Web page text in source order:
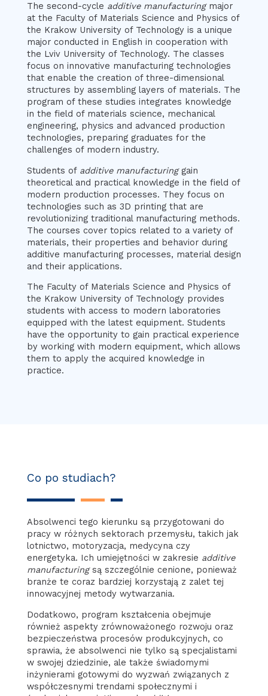
The second-cycle additive manufacturingmajor
at the Faculty of Materials Science and Physics of
the Krakow University of Technology is a unique
major conducted in English in cooperation with
the Lviv University of Technology. The classes
focus on innovative manufacturing technologies
that enable the creation of three-dimensional
structures by assembling layers of materials. The
program of these studies integrates knowledge
in the field of materials science, mechanical
engineering, physics and advanced production
technologies, preparing graduates for the
challenges of modern industry.
Students of additive manufacturinggain
theoretical and practical knowledge in the field of
modern production processes. They focus on
technologies such as 3D printing that are
revolutionizing traditional manufacturing methods.
The courses cover topics related to a variety of
materials, their properties and behavior during
additive manufacturing processes, material design
and their applications.
The Faculty of Materials Science and Physics of
the Krakow University of Technology provides
students with access to modern laboratories
equipped with the latest equipment. Students
have the opportunity to gain practical experience
by working with modern equipment, which allows
them to apply the acquired knowledge in
practice.
Co po studiach?
Absolwenci tego kierunku są przygotowani do
pracy w różnych sektorach przemysłu, takich jak
lotnictwo, motoryzacja, medycyna czy
energetyka. Ich umiejętności w zakresie additive
manufacturingsą szczególnie cenione, ponieważ
branże te coraz bardziej korzystają z zalet tej
innowacyjnej metody wytwarzania.
Dodatkowo, program kształcenia obejmuje
również aspekty zrównoważonego rozwoju oraz
bezpieczeństwa procesów produkcyjnych, co
sprawia, że absolwenci nie tylko są specjalistami
w swojej dziedzinie, ale także świadomymi
inżynierami gotowymi do wyzwań związanych z
współczesnymi trendami społecznymi i